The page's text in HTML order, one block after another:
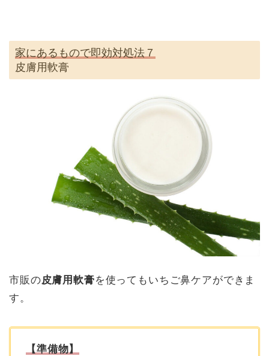
家にあるもので即効対処法７
皮膚用軟膏
市販の皮膚用軟膏を使ってもいちご鼻ケアができま
す。
【準備物】